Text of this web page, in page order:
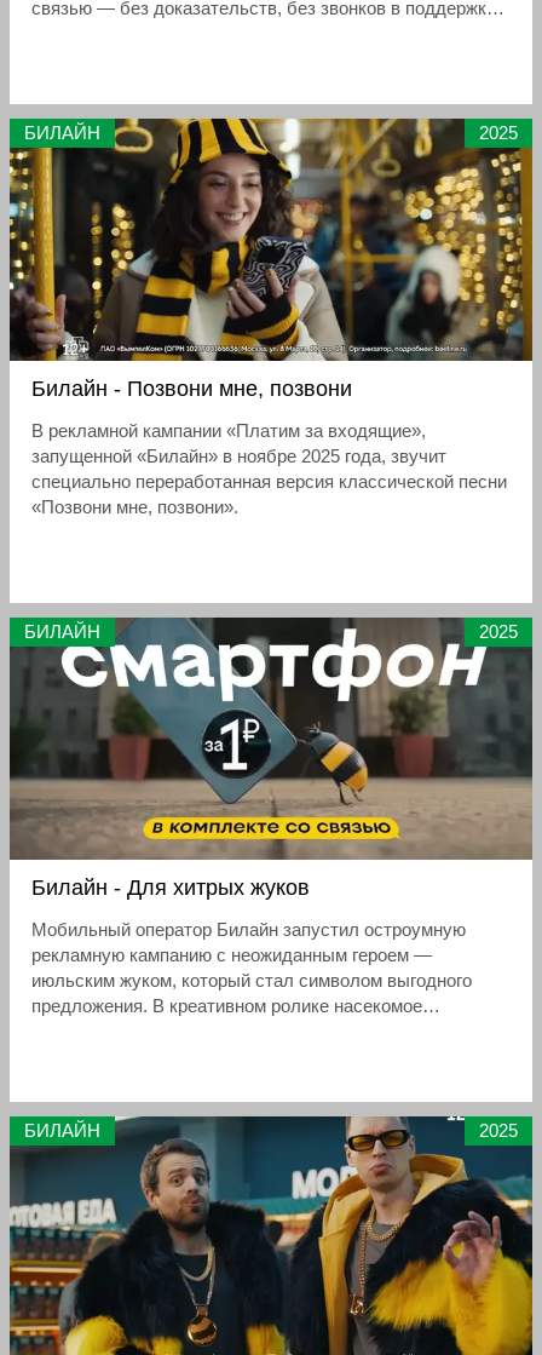
связью — без доказательств, без звонков в поддержку,
БИЛАЙН 2025
Билайн - Позвони мне, позвони
В рекламной кампании «Платим за входящие»,
запущенной «Билайн» в ноябре 2025 года, звучит
специально переработанная версия классической песни
«Позвони мне, позвони».
БИЛАЙН 2025
Билайн - Для хитрых жуков
Мобильный оператор Билайн запустил остроумную
рекламную кампанию с неожиданным героем —
июльским жуком, который стал символом выгодного
предложения. В креативном ролике насекомое
БИЛАЙН 2025